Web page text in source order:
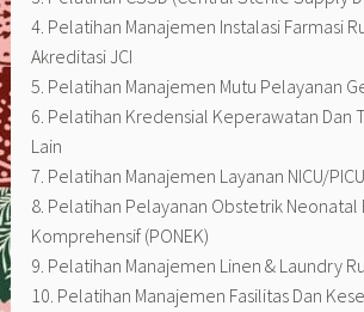
4. Pelatihan Manajemen Instalasi Farmasi
Akreditasi JCI
5. Pelatihan Manajemen Mutu Pelayanan
6. Pelatihan Kredensial Keperawatan Dan
Lain
7. Pelatihan Manajemen Layanan NICU/PICU
8. Pelatihan Pelayanan Obstetrik
Komprehensif (PONEK)
9. Pelatihan Manajemen Linen & Laundry
10. Pelatihan Manajemen Fasilitas Dan